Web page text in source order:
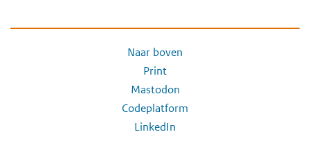
Naar boven
Print
Mastodon
Codeplatform
LinkedIn